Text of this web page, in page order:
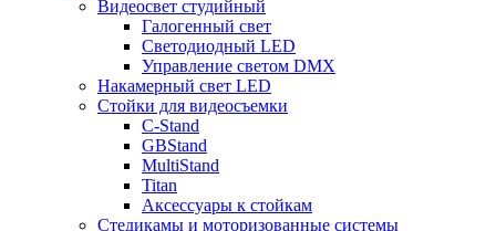
Видеосвет студийный
Галогенный свет
Светодиодный LED
Управление светом DMX
Накамерный свет LED
Стойки для видеосъемки
C-Stand
GBStand
MultiStand
Titan
Аксессуары к стойкам
Стедикамы и моторизованные системы